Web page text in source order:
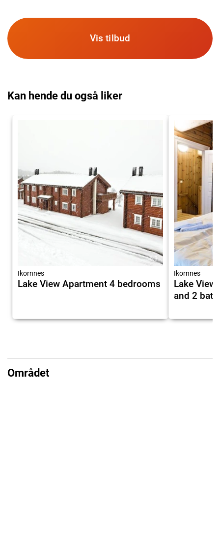
Vis tilbud
Kan hende du også liker
6.3
Ikornnes
Lake View Apartment 4 bedrooms
Ikornnes
Lake
and 2
Området